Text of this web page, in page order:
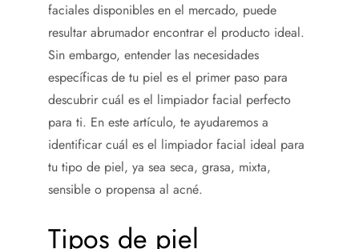
faciales disponibles en el mercado, puede
resultar abrumador encontrar el producto ideal.
Sin embargo, entender las necesidades
específicas de tu piel es el primer paso para
descubrir cuál es el limpiador facial perfecto
para ti. En este artículo, te ayudaremos a
identificar cuál es el limpiador facial ideal para
tu tipo de piel, ya sea seca, grasa, mixta,
sensible o propensa al acné.
Tipos de piel